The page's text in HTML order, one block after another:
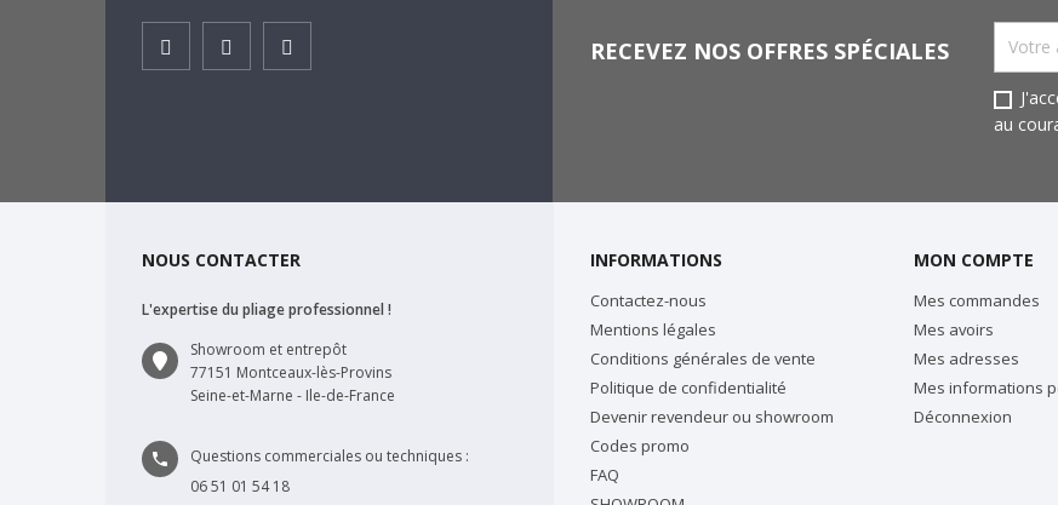
RECEVEZ NOS OFFRES SPÉCIALES
au
NOUS CONTACTER
L'expertise du pliage professionnel !
Showroom et entrepôt
77151 Montceaux-lès-Provins
Seine-et-Marne - Ile-de-France

Questions commerciales ou techniques :
06 51 01 54 18
INFORMATIONS
Contactez-nous
Mentions légales
Conditions générales de vente
Politique de confidentialité
Devenir revendeur ou showroom
Codes promo
FAQ
MON COMPTE
Mes commandes
Mes avoirs
Mes adresses
Mes informations
Déconnexion